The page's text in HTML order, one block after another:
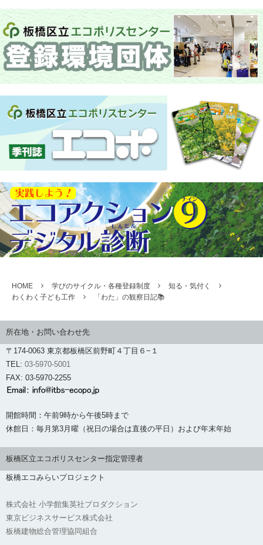
HOME 学びのサイクル・各種登録制度
知る・気付く
わくわく子ども工作
「わた」の観察日記📚
所在地・お問い合わせ先
〒174-0063 東京都板橋区前野町４丁目６−１
TEL: 03-5970-5001
FAX: 03-5970-2255
開館時間：午前9時から午後5時まで
休館日：毎月第3月曜（祝日の場合は直後の平日）および年末年始
板橋区立エコポリスセンター指定管理者
板橋エコみらいプロジェクト
株式会社 小学館集英社プロダクション
東京ビジネスサービス株式会社
板橋建物総合管理協同組合